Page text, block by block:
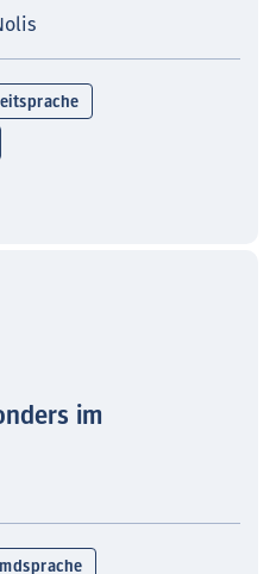
im